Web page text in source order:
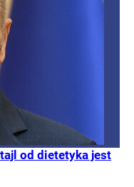
od dietetyka jest